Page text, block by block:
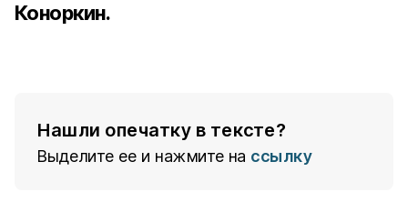
Коноркин.
Нашли опечатку в тексте?
Выделите ее и нажмите на ссылку